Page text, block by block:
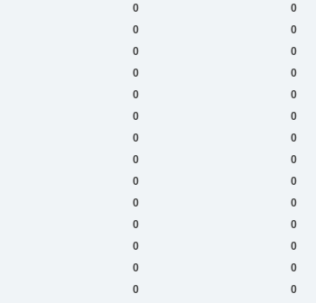
0 0
0 0
0 0
0 0
0 0
0 0
0 0
0 0
0 0
0 0
0 0
0 0
0 0
0 0